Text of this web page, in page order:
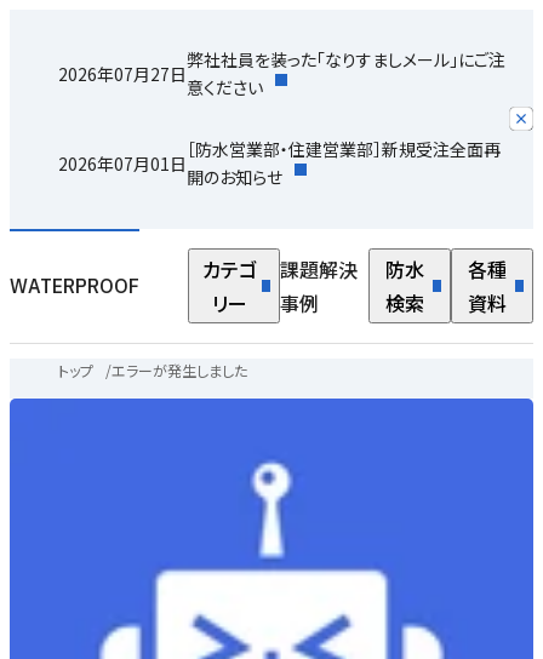
2026年07月27日
弊社社員を装った「なりすましメール」にご注
意ください
2026年07月01日
［防水営業部・住建営業部］新規受注全面再
開のお知らせ
WATERPROOF
カテゴ
リー
課題解決
事例
防水
検索
各種
資料
トップ /エラーが発生しました